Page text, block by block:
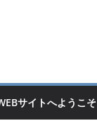
サイトへようこそ